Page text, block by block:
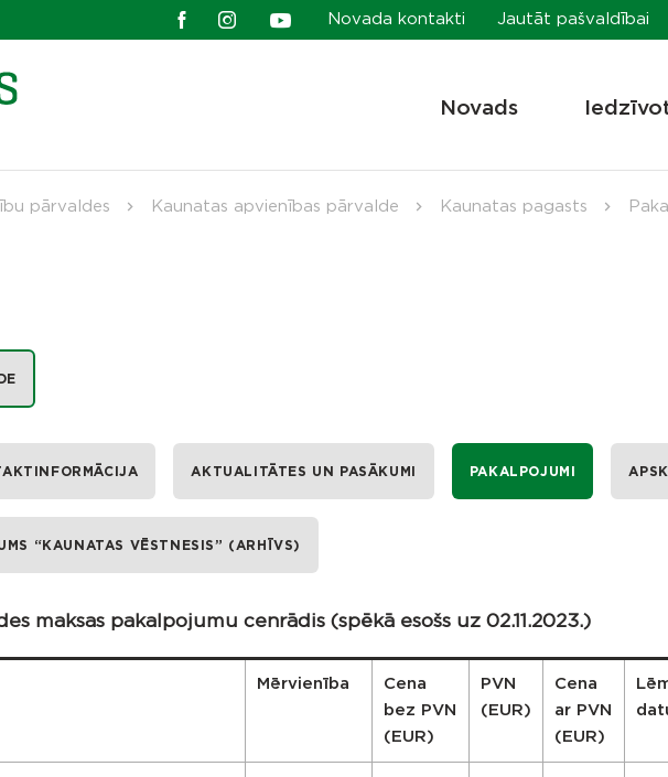
Novada kontakti Jautāt pašvaldībai
Novads
pārvaldes Kaunatas apvienības pārvalde Kaunatas pagasts
AKTUALITĀTES UN PASĀKUMI PAKALPOJUMI
“KAUNATAS VĒSTNESIS” (ARHĪVS)
maksas pakalpojumu cenrādis (spēkā esošs uz 02.11.2023.)
Mērvienība
Cena
bez PVN
(EUR)
PVN
(EUR)
Cena
ar PVN
(EUR)